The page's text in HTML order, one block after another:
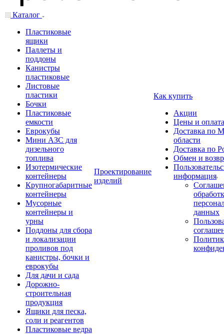
Каталог
Пластиковые
ящики
Паллеты и
поддоны
Канистры
пластиковые
Листовые
пластики
Бочки
Пластиковые
емкости
Еврокубы
Мини АЗС для
дизельного
топлива
Изотермические
контейнеры
Крупногабаритные
контейнеры
Мусорные
контейнеры и
урны
Поддоны для сбора
и локализации
проливов под
канистры, бочки и
еврокубы
Для дачи и сада
Дорожно-
строительная
продукция
Ящики для песка,
соли и реагентов
Пластиковые ведра
Проектирование
изделий
Как купить
Акции
Цены и оплата
Доставка по
области
Доставка по
Обмен и
информация
данных